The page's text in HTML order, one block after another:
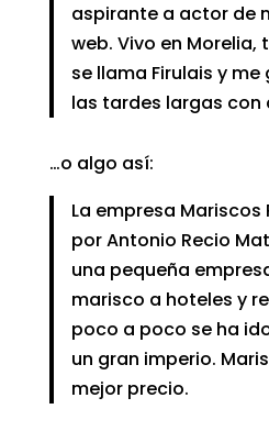
aspirante a actor de
web. Vivo en Morelia,
se llama Firulais y
las tardes largas con
…o algo así:
La empresa
por Antonio Recio
una pequeña
marisco a hoteles y
poco a poco se ha
un gran imperio.
mejor precio.